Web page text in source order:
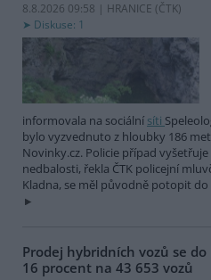
8.8.2026 09:58 | HRANICE (ČTK)
Diskuse: 1
informovala na sociální síti
bylo vyzvednuto z hloubky 186
Novinky.cz. Policie případ
nedbalosti, řekla ČTK policejní
Kladna, se měl původně potopit
Prodej hybridních vozů se
16 procent na 43 653 vozů